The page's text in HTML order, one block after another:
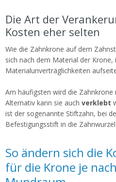
Die Art der
Kosten eher selten
Wie die Zahnkrone auf dem
sich nach dem Material der Krone,
Materialunverträglichkeiten
Am häufigsten wird die Zahnkrone
Alternativ kann sie auchverklebt
ist der sogenannte Stiftzahn, bei
Befestigungsstift in die
So ändern sich die
für die Krone je